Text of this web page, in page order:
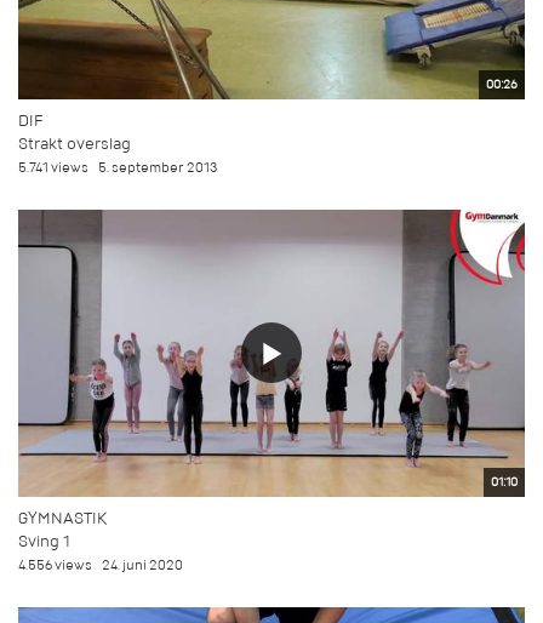
00:26
DIF
Strakt overslag
5.741 views 5. september 2013
01:10
GYMNASTIK
Sving 1
4.556 views 24. juni 2020